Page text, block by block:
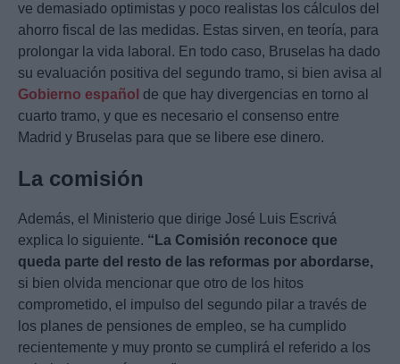
ve demasiado optimistas y poco realistas los cálculos del
ahorro fiscal de las medidas. Estas sirven, en teoría, para
prolongar la vida laboral. En todo caso, Bruselas ha dado
su evaluación positiva del segundo tramo, si bien avisa al
Gobierno español de que hay divergencias en torno al
cuarto tramo, y que es necesario el consenso entre
Madrid y Bruselas para que se libere ese dinero.
La comisión
Además, el Ministerio que dirige José Luis Escrivá
explica lo siguiente. “La Comisión reconoce que
queda parte del resto de las reformas por abordarse,
si bien olvida mencionar que otro de los hitos
comprometido, el impulso del segundo pilar a través de
los planes de pensiones de empleo, se ha cumplido
recientemente y muy pronto se cumplirá el referido a los